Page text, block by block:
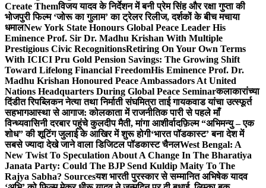
Create Themविजय यादव के निर्देशन में बनी प्रेम सिंह और रक्षा गुप्ता की
भोजपुरी फिल्म ‘जोरू का गुलाम’ का ट्रेलर रिलीज, दर्शकों के बीच मचाया
धमालNew York State Honours Global Peace Leader His
Eminence Prof. Sir Dr. Madhu Krishan With Multiple
Prestigious Civic RecognitionsRetiring On Your Own Terms
With ICICI Pru Gold Pension Savings: The Growing Shift
Toward Lifelong Financial FreedomHis Eminence Prof. Dr.
Madhu Krishan Honoured Peace Ambassadors At United
Nations Headquarters During Global Peace Seminarकलाकारांच्या
दिंडीत रिपब्लिकन नेत्या तथा निर्माती संघमित्रा ताई गायकवाड यांचा उत्स्फूर्त
सहभागआस्था से आगाज: कोलकाता में राजनीतिक पारी से पहले माँ
विन्ध्यवासिनी दरबार पहुंचे कुलदीप मैती, मांगा आशीर्वादफ़िल्म “अभिमन्यु – एक
शोध” की शूटिंग जुलाई के आखिर में शुरू होगी‘भारत पॉडकास्ट’ बना देश में
सबसे ज्यादा देखे जाने वाला डिजिटल पॉडकास्ट चैनलWest Bengal: A
New Twist To Speculation About A Change In The Bharatiya
Janata Party: Could The BJP Send Kuldip Maity To The
Rajya Sabha? Sourcesयश भारती पुरस्कार से सम्मानित अभिषेक यादव